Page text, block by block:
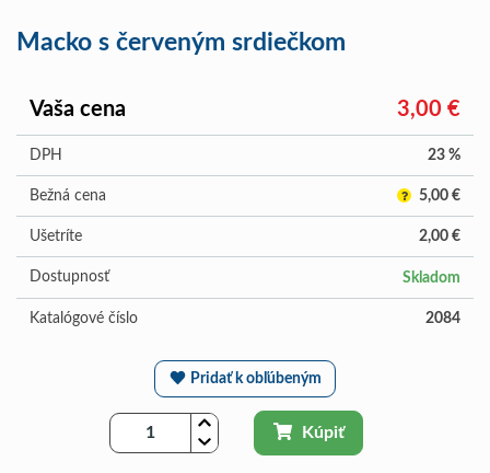
Macko s červeným srdiečkom
Vaša cena 3,00 €
DPH 23 %
Bežná cena 5,00 €
Ušetríte 2,00 €
Dostupnosť Skladom
Katalógové číslo 2084
Pridať k obľúbeným
Kúpiť